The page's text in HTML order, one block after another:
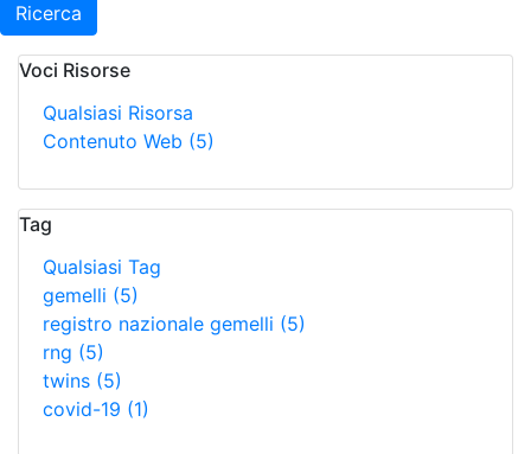
Ricerca
Voci Risorse
Qualsiasi Risorsa
Contenuto Web (5)
Tag
Qualsiasi Tag
gemelli (5)
registro nazionale gemelli (5)
rng (5)
twins (5)
covid-19 (1)